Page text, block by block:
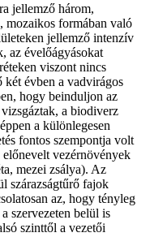
jellemző három,
mozaikos formában való
jellemző intenzív
az évelőágyásokat
viszont nincs
két évben a vadvirágos
hogy beinduljon az
a biodiverz
a különlegesen
fontos szempontja volt
vezérnövények
mezei zsálya). Az
szárazságtűrő fajok
az, hogy tényleg
szervezeten belül is
szinttől a vezetői